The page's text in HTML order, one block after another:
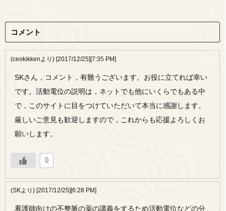
コメント
(ceokikkenより) [2017/12/25][7:35 PM]
SKさん，コメント，有難うございます。お役に立てれば幸い
です。活動電位の説明は，ネットでも他にいくらでもある中
で，このサイトに目をつけていただいて本当に感謝します。
厳しいご意見も歓迎しますので，これからも応援よろしくお
願いします。
0
(SKより) [2017/12/25][6:28 PM]
看護師向けの不整脈の薬の講義をするため活動電位などの分